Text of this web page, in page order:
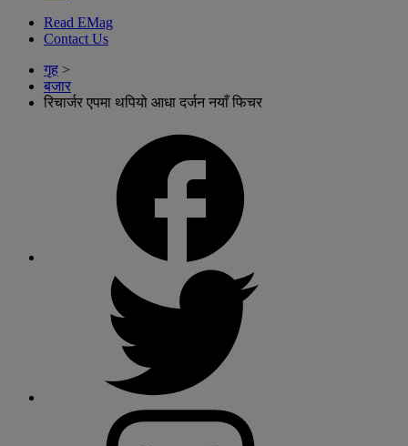
Read EMag
Contact Us
गृह >
बजार
रिचार्जर एपमा थपियो आधा दर्जन नयाँ फिचर